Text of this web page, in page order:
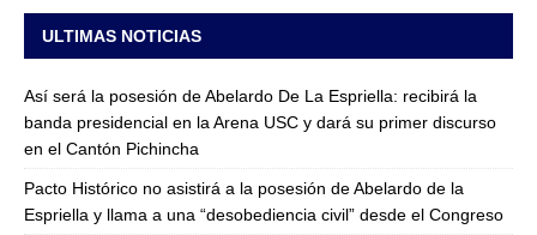
ULTIMAS NOTICIAS
Así será la posesión de Abelardo De La Espriella: recibirá la
banda presidencial en la Arena USC y dará su primer discurso
en el Cantón Pichincha
Pacto Histórico no asistirá a la posesión de Abelardo de la
Espriella y llama a una “desobediencia civil” desde el Congreso